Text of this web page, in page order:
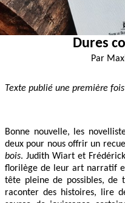
Dures
Par
Texte publié une première
Bonne nouvelle, les
deux pour nous offrir un
bois. Judith Wiart et
florilège de leur art narratif
tête pleine de possibles, de
raconter des histoires, lire